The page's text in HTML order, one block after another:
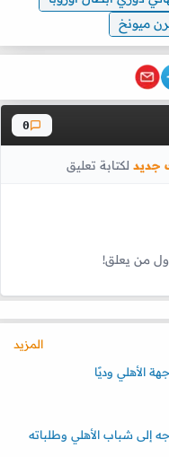
ميونخ
0
جديد لكتابة تعليق
من يعلق!
المزيد
الأهلي وديًا
إلى شباب الأهلي وطلباته